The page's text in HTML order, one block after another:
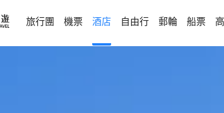
旅行團 機票 酒店 自由行 郵輪 船票